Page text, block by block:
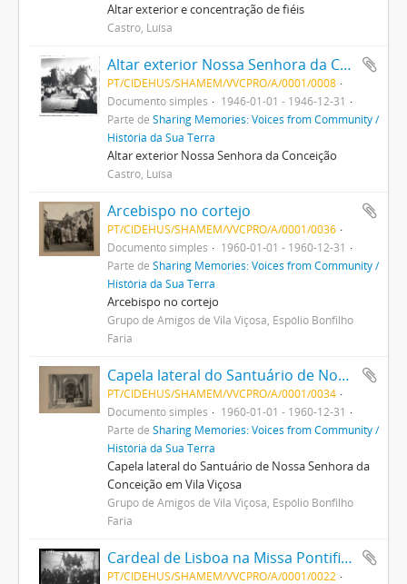
Altar exterior e concentração de fiéis
Castro, Luísa
Altar exterior Nossa Senhora da Conceição
PT/CIDEHUS/SHAMEM/VVCPRO/A/0001/0008
Documento simples
1946-01-01 - 1946-12-31
Parte de Sharing Memories: Voices from Community /
História da Sua Terra
Altar exterior Nossa Senhora da Conceição
Castro, Luísa
Arcebispo no cortejo
PT/CIDEHUS/SHAMEM/VVCPRO/A/0001/0036
Documento simples
1960-01-01 - 1960-12-31
Parte de Sharing Memories: Voices from Community /
História da Sua Terra
Arcebispo no cortejo
Grupo de Amigos de Vila Viçosa, Espólio Bonfilho
Faria
Capela lateral do Santuário de Nossa Senhora da Conceição em Vila Viçosa
PT/CIDEHUS/SHAMEM/VVCPRO/A/0001/0034
Documento simples
1960-01-01 - 1960-12-31
Parte de Sharing Memories: Voices from Community /
História da Sua Terra
Capela lateral do Santuário de Nossa Senhora da
Conceição em Vila Viçosa
Grupo de Amigos de Vila Viçosa, Espólio Bonfilho
Faria
Cardeal de Lisboa na Missa Pontifical
PT/CIDEHUS/SHAMEM/VVCPRO/A/0001/0022